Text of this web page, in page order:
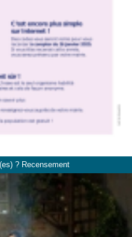
? Recensement